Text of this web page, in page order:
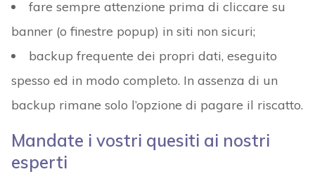
fare sempre attenzione prima di cliccare su
banner (o finestre popup) in siti non sicuri;
backup frequente dei propri dati, eseguito
spesso ed in modo completo. In assenza di un
backup rimane solo l’opzione di pagare il riscatto.
Mandate i vostri quesiti ai nostri
esperti